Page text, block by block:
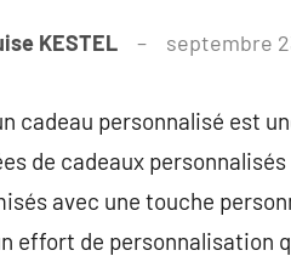
KESTEL septembre
cadeau personnalisé est
de cadeaux
avec une touche
effort de personnalisation